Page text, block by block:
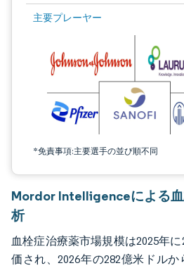
主要プレーヤー
*免責事項:主要選手の並び順不同
画像 © Mordor Intelligence。再利用には
Mordor Intelligenceによる
析
血栓症治療薬市場規模は2025年
価され、2026年の282億米ドルか